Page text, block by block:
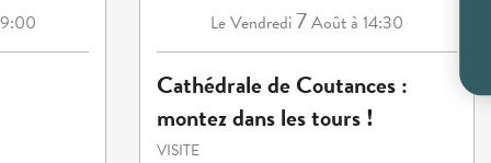
LeVendredi7Aoûtà 14:30
Cathédrale de Coutances :
montez dans les tours !
VISITE